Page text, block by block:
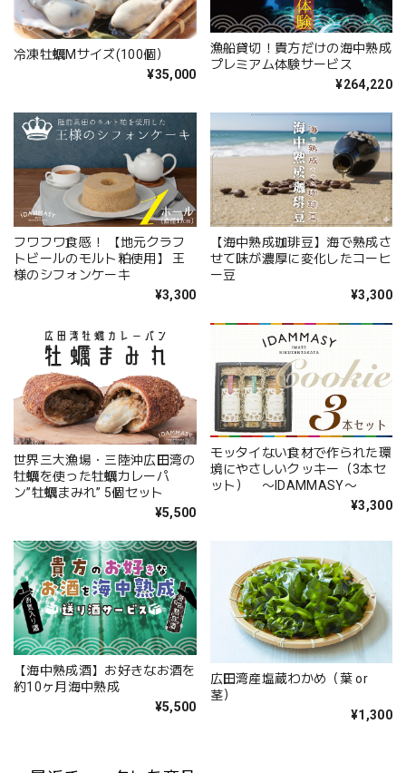
冷凍牡蠣Mサイズ(100個）
¥35,000
漁船貸切！貴方だけの海中熟成
プレミアム体験サービス
¥264,220
フワフワ食感！ 【地元クラフ
トビールのモルト粕使用】 王
様のシフォンケーキ
¥3,300
【海中熟成珈琲豆】海で熟成さ
せて味が濃厚に変化したコーヒ
ー豆
¥3,300
世界三大漁場・三陸沖広田湾の
牡蠣を使った牡蠣カレーパ
ン”牡蠣まみれ” 5個セット
¥5,500
モッタイない食材で作られた環
境にやさしいクッキー（3本セ
ット） 〜IDAMMASY〜
¥3,300
【海中熟成酒】お好きなお酒を
約10ヶ月海中熟成
¥5,500
広田湾産塩蔵わかめ（葉 or
茎）
¥1,300